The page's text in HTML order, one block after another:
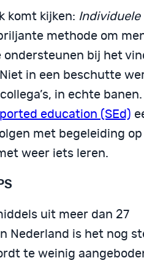
komt kijken: Individuele
methode om
bij het
in een beschutte
in echte banen.
education (SEd)
met begeleiding
weer iets leren.
uit meer dan 27
Nederland is het nog
te weinig